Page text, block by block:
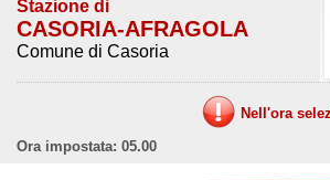
Stazione di
CASORIA-AFRAGOLA
Comune di Casoria
Nell'ora
Ora impostata: 05.00